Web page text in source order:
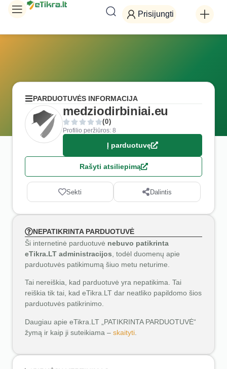
Prisijungti
PARDUOTUVĖS INFORMACIJA
medziodirbiniai.eu
(0)
Profilio peržiūros: 8
Į parduotuvę
Rašyti atsiliepimą
Sekti Dalintis
NEPATIKRINTA PARDUOTUVĖ
Ši internetinė parduotuvė nebuvo patikrinta
eTikra.LT administracijos , todėl duomenų apie
parduotuvės patikimumą šiuo metu neturime.
Tai nereiškia, kad parduotuvė yra nepatikima. Tai
reiškia tik tai, kad eTikra.LT dar neatliko papildomo šios
parduotuvės patikrinimo.
Daugiau apie eTikra.LT „PATIKRINTA PARDUOTUVĖ“
žymą ir kaip ji suteikiama – skaityti